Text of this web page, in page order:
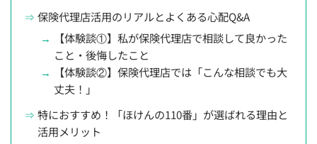
保険代理店活用のリアルとよくある心配Q&A
【体験談①】私が保険代理店で相談して良かった
こと・後悔したこと
【体験談②】保険代理店では「こんな相談でも大
丈夫！」
特におすすめ！「ほけんの110番」が選ばれる理由と
活用メリット